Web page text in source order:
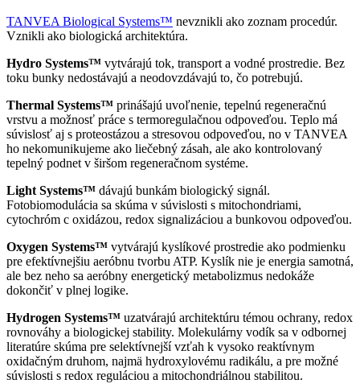
TANVEA Biological Systems™ nevznikli ako zoznam procedúr.
Vznikli ako biologická architektúra.
Hydro Systems™ vytvárajú tok, transport a vodné prostredie. Bez
toku bunky nedostávajú a neodovzdávajú to, čo potrebujú.
Thermal Systems™ prinášajú uvoľnenie, tepelnú regeneračnú
vrstvu a možnosť práce s termoregulačnou odpoveďou. Teplo má
súvislosť aj s proteostázou a stresovou odpoveďou, no v TANVEA
ho nekomunikujeme ako liečebný zásah, ale ako kontrolovaný
tepelný podnet v širšom regeneračnom systéme.
Light Systems™ dávajú bunkám biologický signál.
Fotobiomodulácia sa skúma v súvislosti s mitochondriami,
cytochróm c oxidázou, redox signalizáciou a bunkovou odpoveďou.
Oxygen Systems™ vytvárajú kyslíkové prostredie ako podmienku
pre efektívnejšiu aeróbnu tvorbu ATP. Kyslík nie je energia samotná,
ale bez neho sa aeróbny energetický metabolizmus nedokáže
dokončiť v plnej logike.
Hydrogen Systems™ uzatvárajú architektúru témou ochrany, redox
rovnováhy a biologickej stability. Molekulárny vodík sa v odbornej
literatúre skúma pre selektívnejší vzťah k vysoko reaktívnym
oxidačným druhom, najmä hydroxylovému radikálu, a pre možné
súvislosti s redox reguláciou a mitochondriálnou stabilitou.